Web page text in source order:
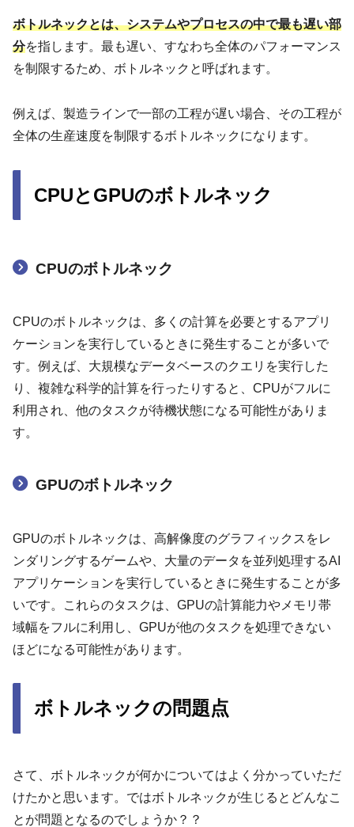
ボトルネックとは、システムやプロセスの中で最も遅い部
分を指します。最も遅い、すなわち全体のパフォーマンス
を制限するため、ボトルネックと呼ばれます。
例えば、製造ラインで一部の工程が遅い場合、その工程が
全体の生産速度を制限するボトルネックになります。
CPUとGPUのボトルネック
CPUのボトルネック
CPUのボトルネックは、多くの計算を必要とするアプリ
ケーションを実行しているときに発生することが多いで
す。例えば、大規模なデータベースのクエリを実行した
り、複雑な科学的計算を行ったりすると、CPUがフルに
利用され、他のタスクが待機状態になる可能性がありま
す。
GPUのボトルネック
GPUのボトルネックは、高解像度のグラフィックスをレ
ンダリングするゲームや、大量のデータを並列処理するAI
アプリケーションを実行しているときに発生することが多
いです。これらのタスクは、GPUの計算能力やメモリ帯
域幅をフルに利用し、GPUが他のタスクを処理できない
ほどになる可能性があります。
ボトルネックの問題点
さて、ボトルネックが何かについてはよく分かっていただ
けたかと思います。ではボトルネックが生じるとどんなこ
とが問題となるのでしょうか？？